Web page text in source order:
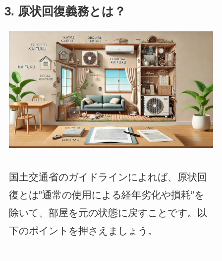
3. 原状回復義務とは？
国土交通省のガイドラインによれば、原状回
復とは”通常の使用による経年劣化や損耗”を
除いて、部屋を元の状態に戻すことです。以
下のポイントを押さえましょう。